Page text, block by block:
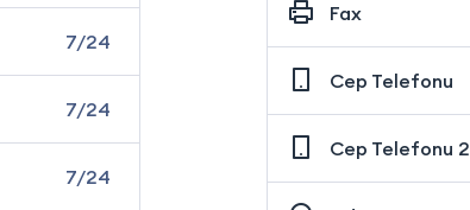
7/24
7/24
7/24
Fax
Cep Telefonu
Cep Telefonu 2